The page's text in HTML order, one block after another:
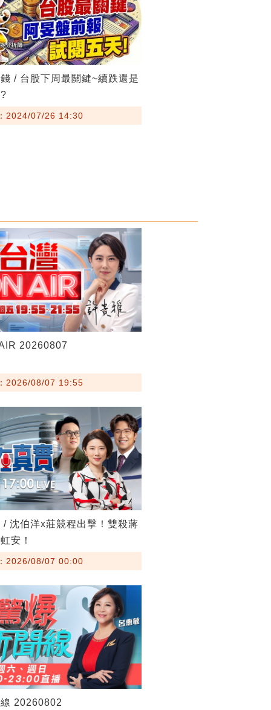
/ 台股下周最關鍵~續跌還是
2024/07/26 14:30
20260807
2026/08/07 19:55
/ 沈伯洋x莊競程出擊！雙殺蔣
安！
2026/08/07 00:00
20260802